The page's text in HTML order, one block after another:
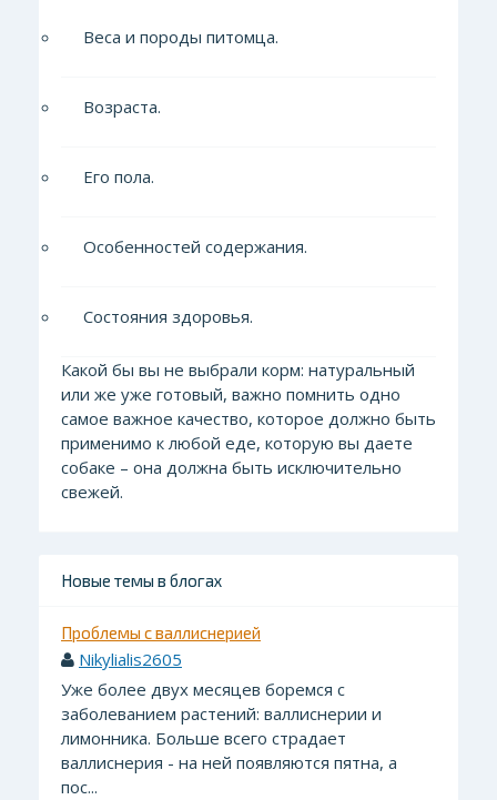
Веса и породы питомца.
Возраста.
Его пола.
Особенностей содержания.
Состояния здоровья.
Какой бы вы не выбрали корм: натуральный
или же уже готовый, важно помнить одно
самое важное качество, которое должно быть
применимо к любой еде, которую вы даете
собаке – она должна быть исключительно
свежей.
Новые темы в блогах
Проблемы с валлиснерией
Nikylialis2605
Уже более двух месяцев боремся с
заболеванием растений: валлиснерии и
лимонника. Больше всего страдает
валлиснерия - на ней появляются пятна, а
пос...